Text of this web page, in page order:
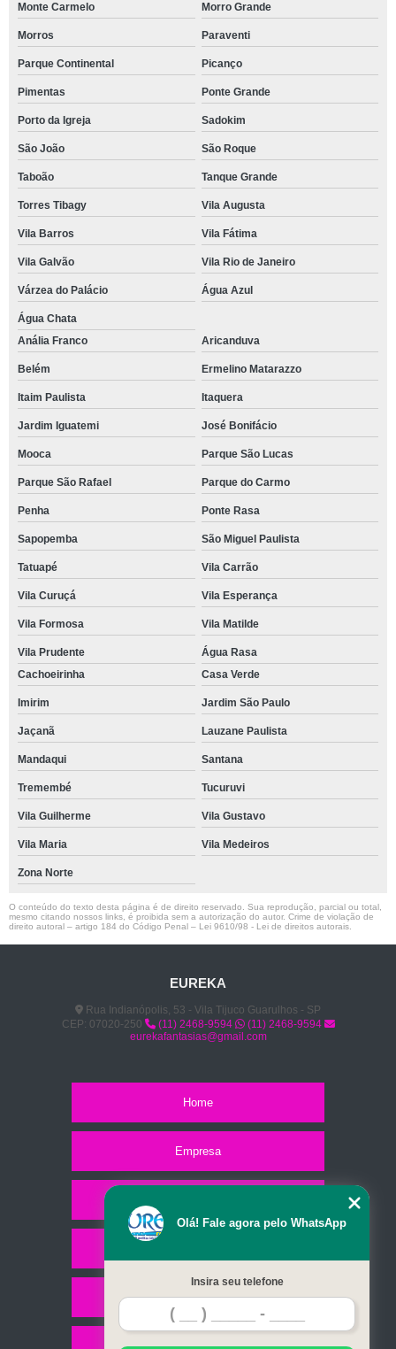
Monte Carmelo Morro Grande
Morros Paraventi
Parque Continental Picanço
Pimentas Ponte Grande
Porto da Igreja Sadokim
São João São Roque
Taboão Tanque Grande
Torres Tibagy Vila Augusta
Vila Barros Vila Fátima
Vila Galvão Vila Rio de Janeiro
Várzea do Palácio Água Azul
Água Chata
Anália Franco
Aricanduva
Belém Ermelino Matarazzo
Itaim Paulista Itaquera
Jardim Iguatemi José Bonifácio
Mooca Parque São Lucas
Parque São Rafael Parque do Carmo
Penha Ponte Rasa
Sapopemba São Miguel Paulista
Tatuapé Vila Carrão
Vila Curuçá Vila Esperança
Vila Formosa Vila Matilde
Vila Prudente
Água Rasa
Cachoeirinha
Casa Verde
Imirim Jardim São Paulo
Jaçanã Lauzane Paulista
Mandaqui Santana
Tremembé Tucuruvi
Vila Guilherme Vila Gustavo
Vila Maria Vila Medeiros
Zona Norte
O conteúdo do texto desta página é de direito reservado. Sua reprodução, parcial ou total,
mesmo citando nossos links, é proibida sem a autorização do autor. Crime de violação de
direito autoral – artigo 184 do Código Penal – Lei 9610/98 - Lei de direitos autorais
EUREKA
Rua Indianópolis, 53 - Vila Tijuco Guarulhos - SP
CEP: 07020-250
(11) 2468-9594
(11) 2468-9594
eurekafantasias@gmail.com
Home
Empresa
Contato
Mapa do site
Olá! Fale agora pelo WhatsApp
Insira seu telefone